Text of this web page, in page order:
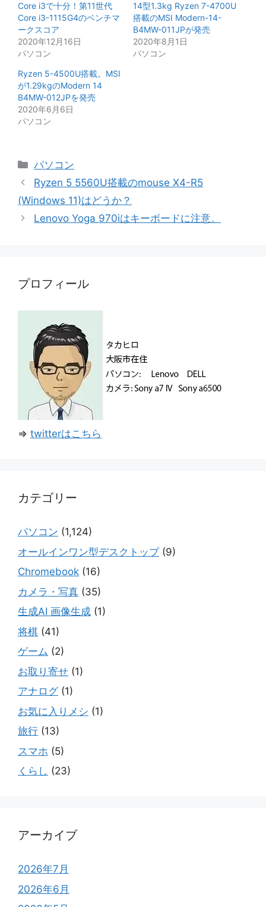
Core i3で十分！第11世代
Core i3-1115G4のベンチマ
ークスコア
2020年12月16日
パソコン
14型1.3kg Ryzen 7-4700U
搭載のMSI Modern-14-
B4MW-011JPが発売
2020年8月1日
パソコン
Ryzen 5-4500U搭載。MSI
が1.29kgのModern 14
B4MW-012JPを発売
2020年6月6日
パソコン
カ
テ
ゴ
リ
ー
パソコン
Ryzen 5 5560U搭載のmouse X4-R5
(Windows 11)はどうか？
Lenovo Yoga 970iはキーボードに注意。
プロフィール
⇒ twitterはこちら
カテゴリー
パソコン (1,124)
オールインワン型デスクトップ(9)
Chromebook (16)
カメラ・写真 (35)
生成AI 画像生成 (1)
将棋 (41)
ゲーム (2)
お取り寄せ (1)
アナログ(1)
お気に入りメシ (1)
旅行 (13)
スマホ (5)
くらし (23)
アーカイブ
2026年7月
2026年6月